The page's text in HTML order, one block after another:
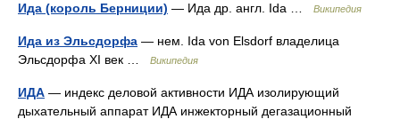
Ида (король Берниции) — Ида др. англ. Ida … Википедия
Ида из Эльсдорфа — нем. Ida von Elsdorf владелица
Эльсдорфа XI век …
Википедия
ИДА — индекс деловой активности ИДА изолирующий
дыхательный аппарат ИДА инжекторный дегазационный